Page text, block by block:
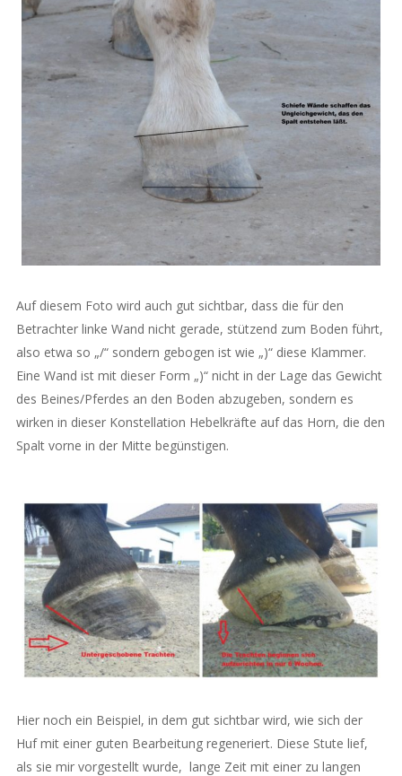
Auf diesem Foto wird auch gut sichtbar, dass die für den
Betrachter linke Wand nicht gerade, stützend zum Boden führt,
also etwa so „/“ sondern gebogen ist wie „)“ diese Klammer.
Eine Wand ist mit dieser Form „)“ nicht in der Lage das Gewicht
des Beines/Pferdes an den Boden abzugeben, sondern es
wirken in dieser Konstellation Hebelkräfte auf das Horn, die den
Spalt vorne in der Mitte begünstigen.
Hier noch ein Beispiel, in dem gut sichtbar wird, wie sich der
Huf mit einer guten Bearbeitung regeneriert. Diese Stute lief,
als sie mir vorgestellt wurde, lange Zeit mit einer zu langen